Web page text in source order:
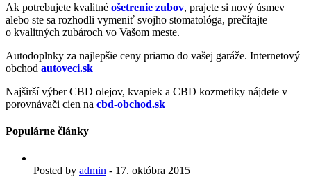
Ak potrebujete kvalitné ošetrenie zubov, prajete si nový úsmev
alebo ste sa rozhodli vymeniť svojho stomatológa, prečítajte
o kvalitných zubároch vo Vašom meste.
Autodoplnky za najlepšie ceny priamo do vašej garáže. Internetový
obchod autoveci.sk
Najširší výber CBD olejov, kvapiek a CBD kozmetiky nájdete v
porovnávači cien na cbd-obchod.sk
Populárne články
Posted by admin - 17. októbra 2015